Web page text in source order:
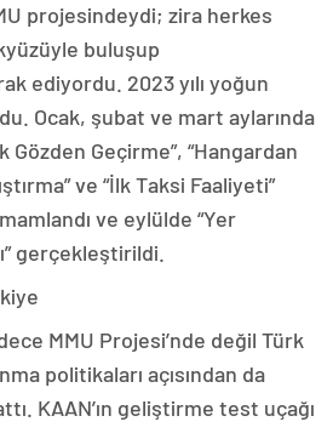
projesindeydi; zira herkes
buluşup
ediyordu. 2023 yılı yoğun
Ocak, şubat ve mart aylarında
Gözden Geçirme”, “Hangardan
ve “İlk Taksi Faaliyeti”
ve eylülde “Yer
gerçekleştirildi.
MMU Projesi’nde değil Türk
politikaları açısından da
KAAN’ın geliştirme test uçağı